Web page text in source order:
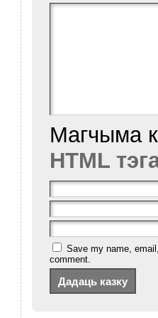
Магчыма
HTML
Save my name,
comment.